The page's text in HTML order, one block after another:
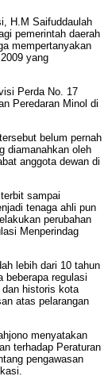
H.M Saifuddaulah
pemerintah daerah
mempertanyakan
yang
Perda No. 17
Peredaran Minol di
belum pernah
diamanahkan oleh
anggota dewan di
sampai
tenaga ahli pun
perubahan
Menperindag
lebih dari 10 tahun
beberapa regulasi
historis kota
atas pelarangan
menyatakan
terhadap Peraturan
pengawasan